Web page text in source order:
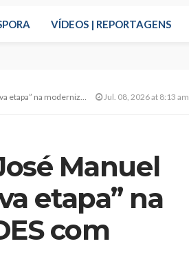
VÍDEOS | REPORTAGENS
do HDES com cirurgia robótica Jul. 08, 2026 at 8:13 am
Manuel
etapa” na
com